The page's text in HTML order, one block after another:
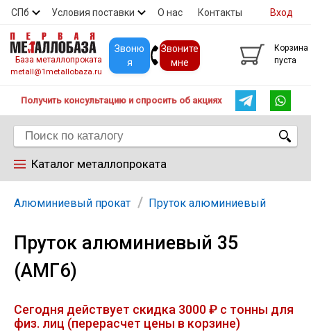
СПб Условия поставки О нас Контакты
Скидки Прайс Покупателям
Вход
База металлопроката
metall@1metallobaza.ru
Звоню
я
Звоните
мне
Корзина
пуста
Получить консультацию и спросить об акциях
Каталог металлопроката
Арматура
Труба профильная
Труба
Лист
Алюминиевый прокат Пруток алюминиевый
Пруток алюминиевый 35
(АМГ6)
Сегодня действует скидка 3000 ₽ с тонны для
физ. лиц (перерасчет цены в корзине)